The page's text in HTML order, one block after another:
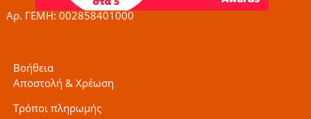
Αρ. ΓΕΜΗ: 002858401000
Βοήθεια
Αποστολή & Χρέωση
Τρόποι πληρωμής